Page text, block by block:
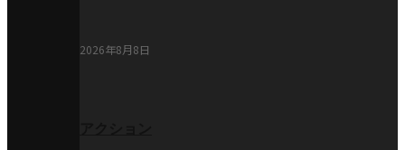
2026年8月8日